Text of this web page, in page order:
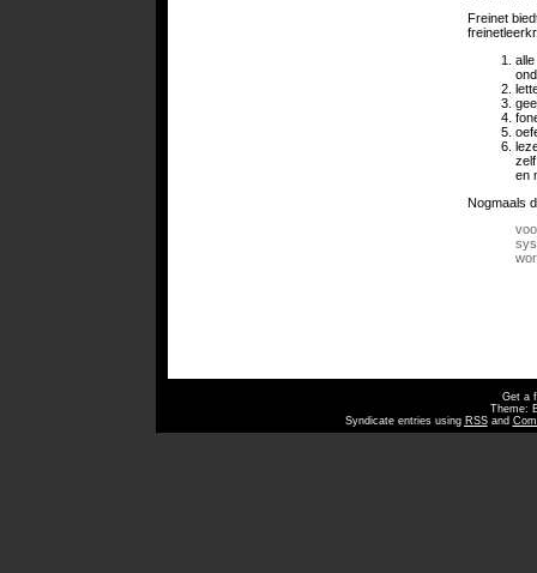
Freinet
en
Nogmaals
Get a
Theme:
Syndicate entries using RSSand